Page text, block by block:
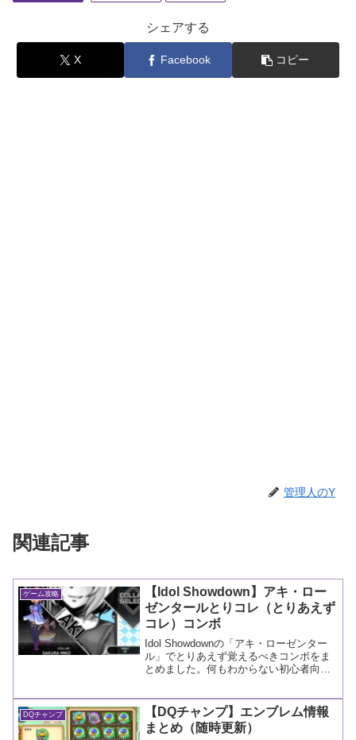
シェアする
X Facebook コピー
管理人のY
関連記事
ゲーム攻略
【Idol Showdown】アキ・ロー
ゼンタールとりコレ（とりあえず
コレ）コンボ
Idol Showdownの「アキ・ローゼンター
ル」でとりあえず覚えるべきコンボをま
とめました。何もわからない初心者向け
DQチャンプ
【DQチャンプ】エンブレム情報
まとめ（随時更新）